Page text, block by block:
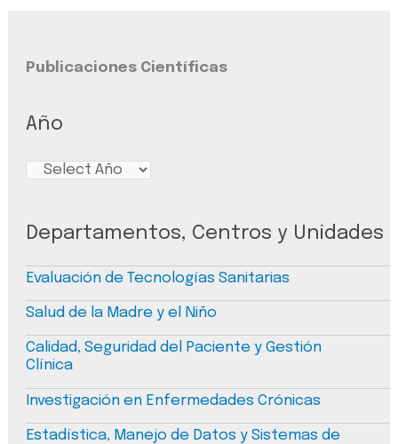
Publicaciones Científicas
Año
Departamentos, Centros y Unidades
Evaluación de Tecnologías Sanitarias
Salud de la Madre y el Niño
Calidad, Seguridad del Paciente y Gestión
Clínica
Investigación en Enfermedades Crónicas
Estadística, Manejo de Datos y Sistemas de